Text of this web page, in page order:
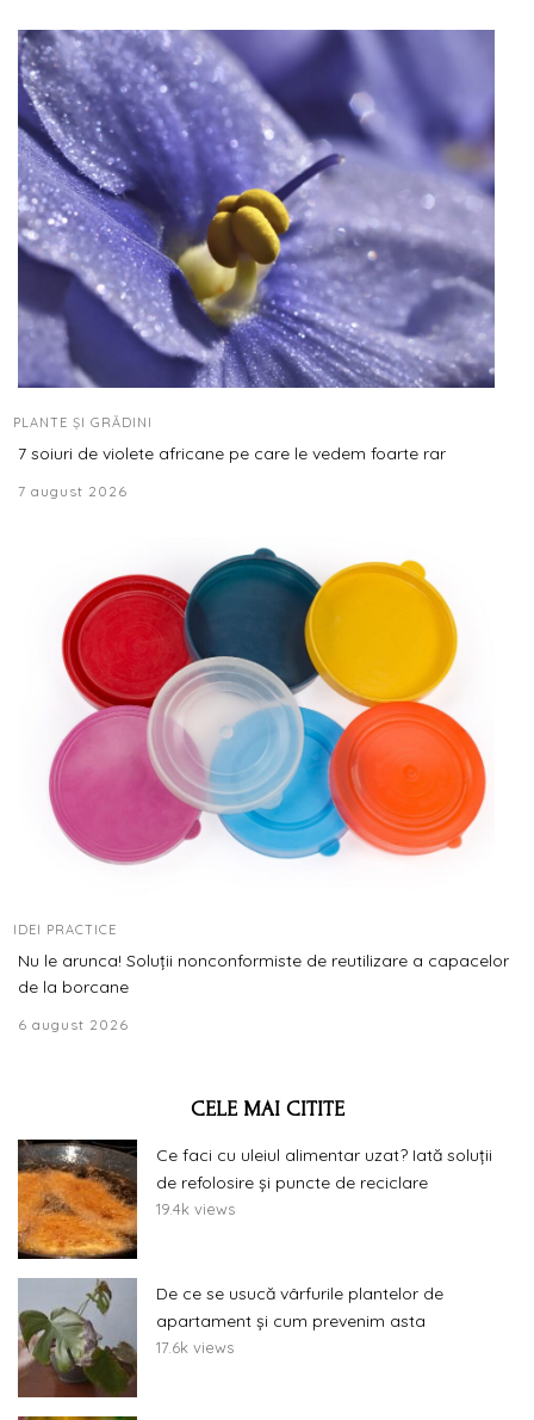
PLANTE ȘI GRĂDINI
7 soiuri de violete africane pe care le vedem foarte rar
7 august 2026
IDEI PRACTICE
Nu le arunca! Soluții nonconformiste de reutilizare a capacelor
de la borcane
6 august 2026
CELE MAI CITITE
Ce faci cu uleiul alimentar uzat? Iată soluții
de refolosire și puncte de reciclare
19.4k views
De ce se usucă vârfurile plantelor de
apartament și cum prevenim asta
17.6k views